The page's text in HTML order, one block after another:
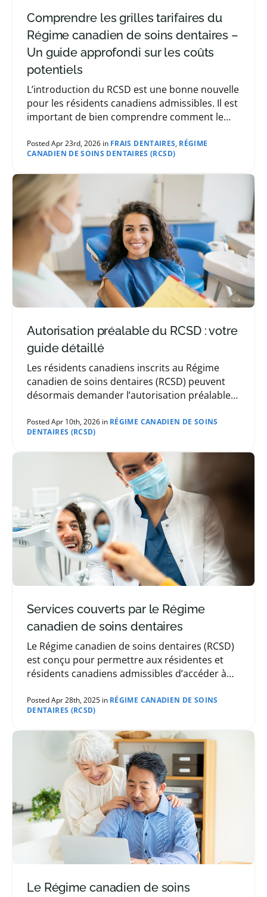
Comprendre les grilles tarifaires du
Régime canadien de soins dentaires –
Un guide approfondi sur les coûts
potentiels
Posted Apr 23rd, 2026 in FRAIS DENTAIRES, RÉGIME
CANADIEN DE SOINS DENTAIRES (RCSD)
L’introduction du RCSD est une bonne nouvelle
pour les résidents canadiens admissibles. Il est
important de bien comprendre comment le
concerne les coût
Autorisation préalable du RCSD : votre
guide détaillé
Posted Apr 10th, 2026 in RÉGIME CANADIEN DE SOINS
DENTAIRES (RCSD)
Les résidents canadiens inscrits au Régime
canadien de soins dentaires (RCSD) peuvent
désormais demander l’autorisation préalable
dentiste ou de leur prestataire de soins
buccodentaires.
Services couverts par le Régime
canadien de soins dentaires
Posted Apr 28th, 2025 in RÉGIME CANADIEN DE SOINS
DENTAIRES (RCSD)
Le Régime canadien de soins dentaires (RCSD)
est conçu pour permettre aux résidentes et
résidents canadiens admissibles d’accéder à
services couverts comprennent les traitements
préventifs comme les examens dentaires, les
rendez-vous d’hygiène dentaire de routine et
les radiographies dentaires. Diverses
procédures de restauration sont aussi
couvertes. Celles-ci comprennent notamment
les obturations, certains types de couronnes,
les traitements ...
Le Régime canadien de soins